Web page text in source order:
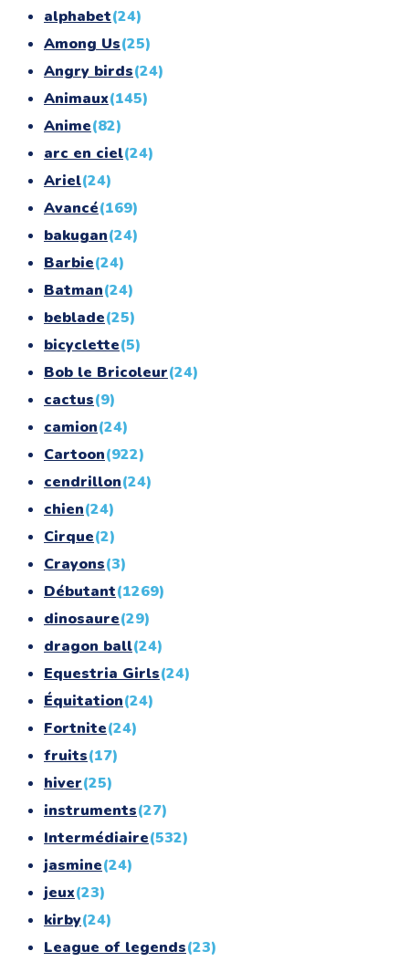
alphabet(24)
Among Us(25)
Angry birds(24)
Animaux(145)
Anime(82)
arc en ciel(24)
Ariel(24)
Avancé(169)
bakugan(24)
Barbie(24)
Batman(24)
beblade(25)
bicyclette(5)
Bob le Bricoleur(24)
cactus(9)
camion(24)
Cartoon(922)
cendrillon(24)
chien(24)
Cirque(2)
Crayons(3)
Débutant(1269)
dinosaure(29)
dragon ball(24)
Equestria Girls(24)
Équitation(24)
Fortnite(24)
fruits(17)
hiver(25)
instruments(27)
Intermédiaire(532)
jasmine(24)
jeux(23)
kirby(24)
League of legends(23)